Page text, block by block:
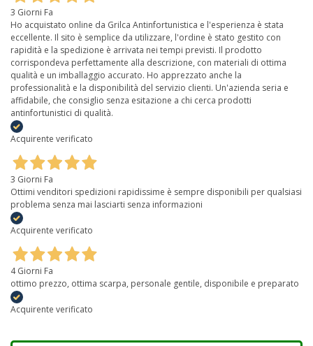
3 Giorni Fa
Ho acquistato online da Grilca Antinfortunistica e l'esperienza è stata
eccellente. Il sito è semplice da utilizzare, l'ordine è stato gestito con
rapidità e la spedizione è arrivata nei tempi previsti. Il prodotto
corrispondeva perfettamente alla descrizione, con materiali di ottima
qualità e un imballaggio accurato. Ho apprezzato anche la
professionalità e la disponibilità del servizio clienti. Un'azienda seria e
affidabile, che consiglio senza esitazione a chi cerca prodotti
antinfortunistici di qualità.
Acquirente verificato
3 Giorni Fa
Ottimi venditori spedizioni rapidissime è sempre disponibili per qualsiasi
problema senza mai lasciarti senza informazioni
Acquirente verificato
4 Giorni Fa
ottimo prezzo, ottima scarpa, personale gentile, disponibile e preparato
Acquirente verificato